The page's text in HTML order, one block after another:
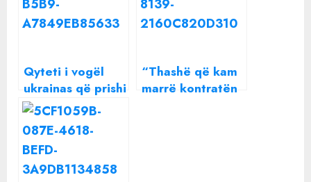
Qyteti i vogël
ukrainas që prishi
planet e mëdha
të Rusisë
“Thashë që kam
marrë kontratën